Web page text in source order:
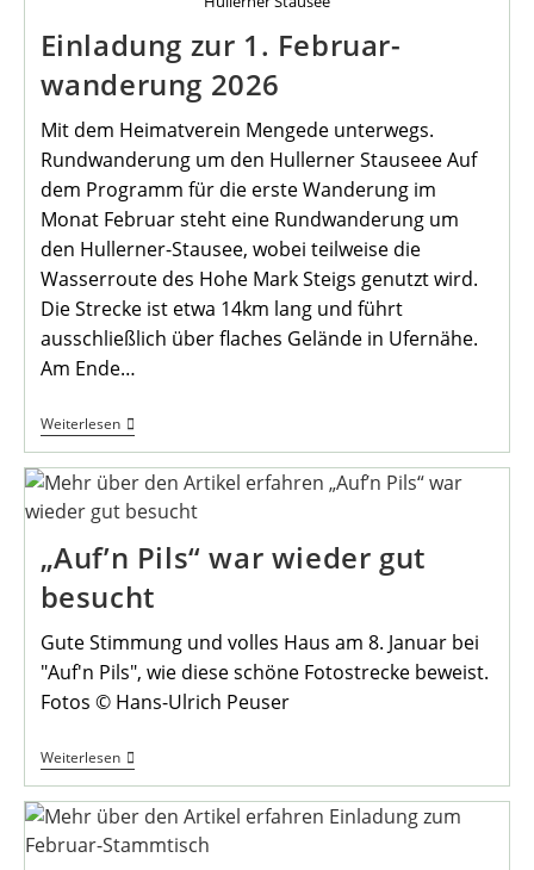
Einladung zur 1. Februar-
wanderung 2026
Mit dem Heimatverein Mengede unterwegs.
Rundwanderung um den Hullerner Stauseee Auf
dem Programm für die erste Wanderung im
Monat Februar steht eine Rundwanderung um
den Hullerner-Stausee, wobei teilweise die
Wasserroute des Hohe Mark Steigs genutzt wird.
Die Strecke ist etwa 14km lang und führt
ausschließlich über flaches Gelände in Ufernähe.
Am Ende…
WeiterlesenEinladung
Zur
1.
Februar-
Wanderung
2026
„Auf’n Pils“ war wieder gut
besucht
Gute Stimmung und volles Haus am 8. Januar bei
"Auf'n Pils", wie diese schöne Fotostrecke beweist.
Fotos © Hans-Ulrich Peuser
Weiterlesen„Auf’n
Pils“
War
Wieder
Besucht